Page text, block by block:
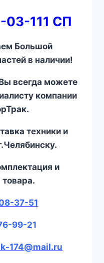
03-111 СП
Большой
в наличии!
всегда можете
компании
техники и
и
товара.
37-51
99-21
174@mail.ru